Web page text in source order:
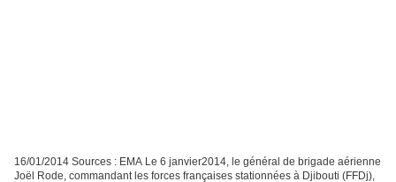
16/01/2014 Sources : EMA Le 6 janvier2014, le général de brigade aérienne
Joël Rode, commandant les forces françaises stationnées à Djibouti (FFDj),